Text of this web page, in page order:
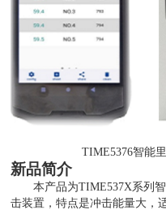
TIME5376智能
新品简介
本产品为TIME537X系列
击装置，特点是冲击能量大，